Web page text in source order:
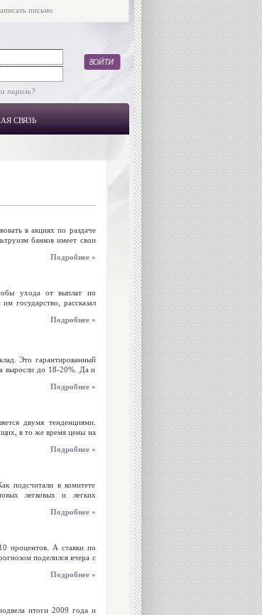
письмо
пароль?
СВЯЗЬ
в акциях по раздаче
банков имеет свои
Подробнее »
ухода от выплат по
государство, рассказал
Подробнее »
Это гарантированный
выросли до 18-20%. Да и
Подробнее »
двумя тенденциями.
в то же время цены на
Подробнее »
подсчитали в комитете
легковых и легких
Подробнее »
процентов. А ставки по
поделился вчера с
Подробнее »
итоги 2009 года и